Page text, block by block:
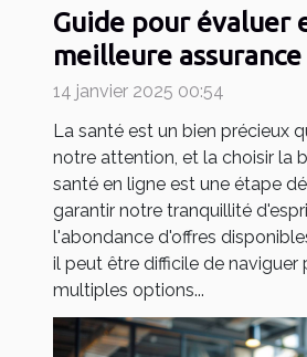
Guide pour évaluer
meilleure
ligne
14 janvier 2025 00:54
La santé est un bien précieux
notre attention, et la choisir la
santé en ligne est une étape
garantir notre tranquillité
l'abondance d'offres
il peut être difficile de naviguer
multiples options...